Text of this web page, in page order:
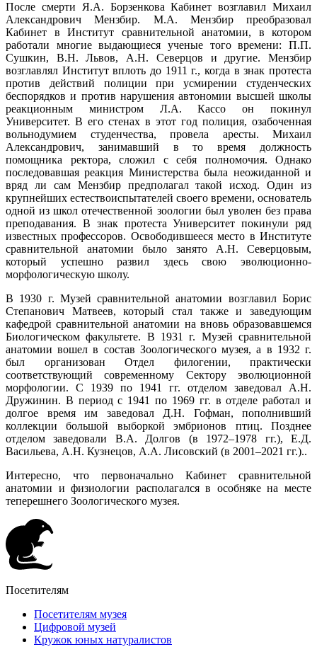
После смерти Я.А. Борзенкова Кабинет возглавил Михаил
Александрович Мензбир. М.А. Мензбир преобразовал
Кабинет в Институт сравнительной анатомии, в котором
работали многие выдающиеся ученые того времени: П.П.
Сушкин, В.Н. Львов, А.Н. Северцов и другие. Мензбир
возглавлял Институт вплоть до 1911 г., когда в знак протеста
против действий полиции при усмирении студенческих
беспорядков и против нарушения автономии высшей школы
реакционным министром Л.А. Кассо он покинул
Университет. В его стенах в этот год полиция, озабоченная
вольнодумием студенчества, провела аресты. Михаил
Александрович, занимавший в то время должность
помощника ректора, сложил с себя полномочия. Однако
последовавшая реакция Министерства была неожиданной и
вряд ли сам Мензбир предполагал такой исход. Один из
крупнейших естествоиспытателей своего времени, основатель
одной из школ отечественной зоологии был уволен без права
преподавания. В знак протеста Университет покинули ряд
известных профессоров. Освободившееся место в Институте
сравнительной анатомии было занято А.Н. Северцовым,
который успешно развил здесь свою эволюционно-
морфологическую школу.
В 1930 г. Музей сравнительной анатомии возглавил Борис
Степанович Матвеев, который стал также и заведующим
кафедрой сравнительной анатомии на вновь образовавшемся
Биологическом факультете. В 1931 г. Музей сравнительной
анатомии вошел в состав Зоологического музея, а в 1932 г.
был организован Отдел филогении, практически
соответствующий современному Сектору эволюционной
морфологии. С 1939 по 1941 гг. отделом заведовал А.Н.
Дружинин. В период с 1941 по 1969 гг. в отделе работал и
долгое время им заведовал Д.Н. Гофман, пополнивший
коллекции большой выборкой эмбрионов птиц. Позднее
отделом заведовали В.А. Долгов (в 1972–1978 гг.), Е.Д.
Васильева, А.Н. Кузнецов, А.А. Лисовский (в 2001–2021 гг.)..
Интересно, что первоначально Кабинет сравнительной
анатомии и физиологии располагался в особняке на месте
теперешнего Зоологического музея.
Посетителям
Посетителям музея
Цифровой музей
Кружок юных натуралистов